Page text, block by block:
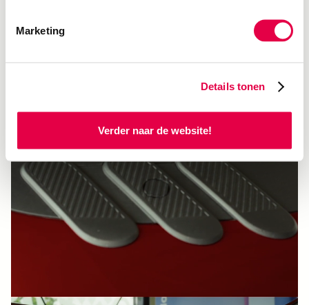
Marketing
Details tonen
Verder naar de website!